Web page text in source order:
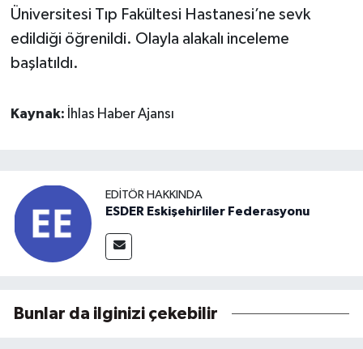
Üniversitesi Tıp Fakültesi Hastanesi’ne sevk
edildiği öğrenildi. Olayla alakalı inceleme
başlatıldı.
Kaynak: İhlas Haber Ajansı
EDITÖR HAKKINDA
ESDER Eskişehirliler Federasyonu
Bunlar da ilginizi çekebilir